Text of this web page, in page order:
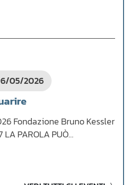
05/2026
Fondazione Bruno Kessler
PAROLA PUÒ…